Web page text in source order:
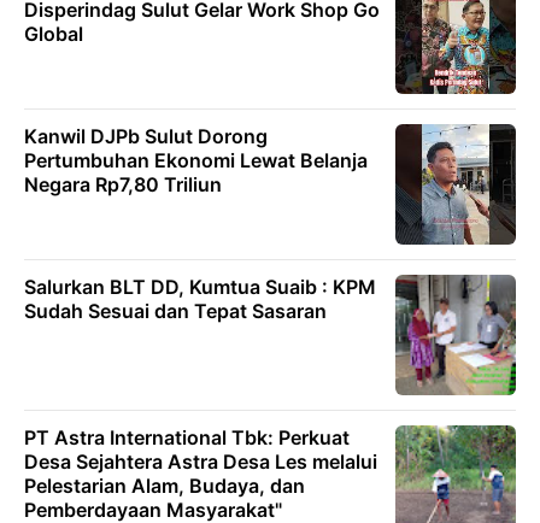
Disperindag Sulut Gelar Work Shop Go
Global
Kanwil DJPb Sulut Dorong
Pertumbuhan Ekonomi Lewat Belanja
Negara Rp7,80 Triliun
Salurkan BLT DD, Kumtua Suaib : KPM
Sudah Sesuai dan Tepat Sasaran
PT Astra International Tbk: Perkuat
Desa Sejahtera Astra Desa Les melalui
Pelestarian Alam, Budaya, dan
Pemberdayaan Masyarakat"